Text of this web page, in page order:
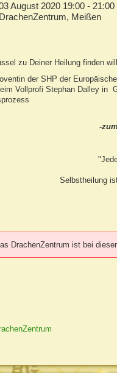
August 2020 19:00 - 21:00
DrachenZentrum, Meißen
zu Deiner Heilung finden
der SHP der
Vollprofi Stephan Dalley in
-
Selbstheilung
DrachenZentrum ist bei